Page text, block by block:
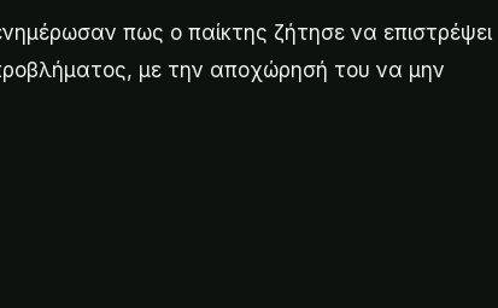
πως ο παίκτης ζήτησε να επιστρέψει
με την αποχώρησή του να μην